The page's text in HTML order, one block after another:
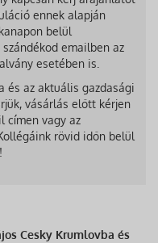
ennek alapján
belül
emailben az
esetében is.
és az aktuális gazdasági
vásárlás előtt kérjen
címen vagy az
rövid időn belül
Cesky Krumlovba és